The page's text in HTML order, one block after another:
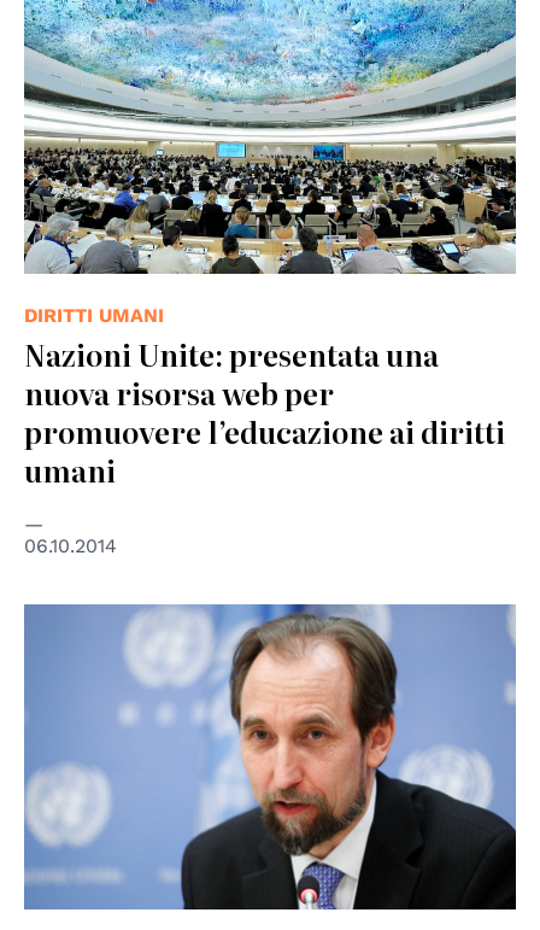
DIRITTI UMANI
Nazioni Unite: presentata una
nuova risorsa web per
promuovere l’educazione ai diritti
umani
06.10.2014